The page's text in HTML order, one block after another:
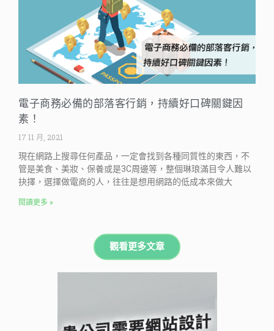
電子商務必備的部落客行銷，持續好口碑關鍵因
素！
17 11 月, 2021
現在網路上搜尋任何產品，一定會找到各種同質性的東西，不
管是美食、美妝、保養或是3C周邊等，整個琳琅滿目令人難以
抉擇，選擇做電商的人，往往是想用網路的低成本來做大
閱讀更多 »
觀看更多文章